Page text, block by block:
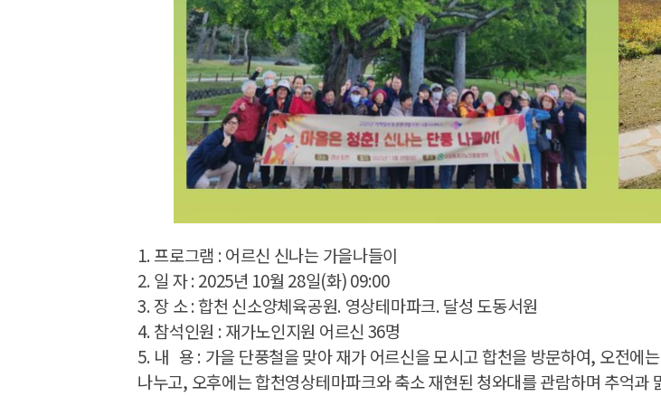
1. 프로그램 : 어르신 신나는 가을나들이
2. 일 자 : 2025년 10월 28일(화) 09:00
3. 장 소 : 합천 신소양체육공원. 영상테마파크. 달성 도동서원
4. 참석인원 : 재가노인지원 어르신 36명
5. 내 용 : 가을 단풍철을 맞아 재가 어르신을 모시고합천을 방문하여, 오전에는
나누고, 오후에는합천영상테마파크와 축소 재현된 청와대를 관람하며 추억과